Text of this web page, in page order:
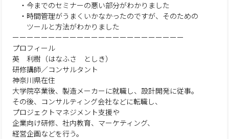
・今までのセミナーの悪い部分がわかりました
・時間管理がうまくいかなかったのですが、そのための
ツールと方法がわかりました
ーーーーーーーーーーーーーーーーーーーーーーーー
プロフィール
英 利樹（はなふさ としき）
研修講師／コンサルタント
神奈川県在住
大学院卒業後、製造メーカーに就職し、設計開発に従事。
その後、コンサルティング会社などに転職し、
プロジェクトマネジメント支援や
企業向け研修、社内教育、マーケティング、
経営企画などを行う。